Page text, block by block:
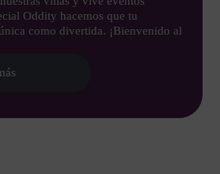
Oddity hacemos que tu
como divertida. ¡Bienvenido al